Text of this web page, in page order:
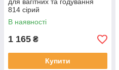
814 сірий
В наявності
1 165 ₴
Купити